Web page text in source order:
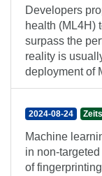
Developers
health (ML4H)
surpass the
reality is
deployment of
2024-08-24
Machine
in non-
of